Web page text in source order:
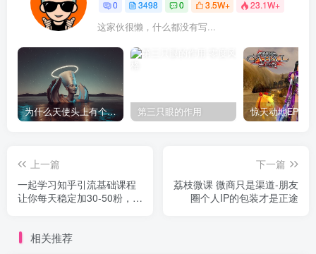
0 3498 0 3.5W+ 23.1W+
这家伙很懒，什么都没有写...
为什么天使头上有个圈？ 第三只眼的作用
上一篇
一起学习知乎引流基础课程
让你每天稳定加30-50粉，0
下一篇
荔枝微课 微商只是渠道-朋友
圈个人IP的包装才是正途
相关推荐